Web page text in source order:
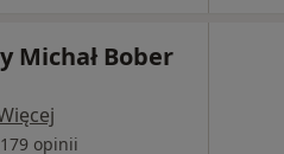
Michał Bober
179 opinii